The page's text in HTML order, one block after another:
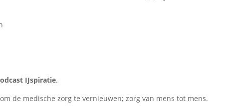
IJspiratie.
de medische zorg te vernieuwen; zorg van mens tot mens.